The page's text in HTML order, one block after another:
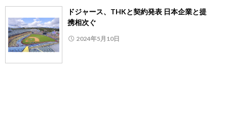
ドジャース、THKと契約発表 日本企業と提
携相次ぐ
2024年5月10日